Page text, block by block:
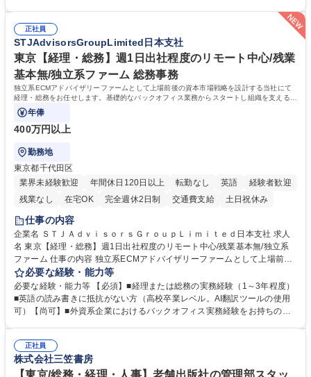
く 進行管理能力や調整力など、市場価値の高いキャリアアップが可能で
す。 ※業務の変更範囲：会社の定める業務※ 募集職種 【コーポレート庶
務】未経験歓迎/土日祝休/エンタメを支える事務
体感しながら、社会貢献性の高い業務に携わることができます。■単なる
ルーティンワークに留まらず、外注事業者との連携や業務プロセスの推進
など、自らの裁量で組織の仕組みづくりに関われるやりがいがあります。
■土日祝休みで、プライベートと両立しながら専門スキルを磨ける環境で
す。 学歴・資格 学歴：大学院 大学 高専 短大 専修学校 高校 語学力： 資
格：
正社員
STJAdvisorsGroupLimited日本支社
東京【経理・総務】週1日出社程度のリモート中心/残業
基本無/独立系ファーム 総務事務
独立系ECMアドバイザリーファームとして上場前後の資本市場戦略を設計する当社にて
経理・総務をお任せします。基礎的なバックオフィス業務からスタートし組織を支える専
任担当として広く活躍できる環境です。
年俸
400万円以上
勤務地
東京都千代田区
業界未経験歓迎
年間休日120日以上 転勤なし 英語
経験者歓迎
残業なし
在宅OK 完全週休2日制 交通費支給 土日祝休み
仕事の内容
企業名 ＳＴＪＡｄｖｉｓｏｒｓＧｒｏｕｐＬｉｍｉｔｅｄ日本支社 求人
名 東京【経理・総務】週1日出社程度のリモート中心/残業基本無/独立系
ファーム 仕事の内容 独立系ECMアドバイザリーファームとして上場前後
の資本市場戦略を設計する当社にて経理・総務をお任せします。基礎的な
バックオフィス業務からスタートし組織を支える専任担当として広く活躍
できる環境です。 ■日常経理、月次および年次決算サポート業務 ■本国
（グローバル）との英文メール対応（AI翻訳ツール等を使用しての対応で
業務をお任せします。残業も基本的には発生せず、ご自身のペースで業務
を進めやすく定着率の高い環境です。 募集職種 東京【経理・総務】週1日
出社程度のリモート中心/残業基本無/独立系ファーム
必要な経験・能力等
必要な経験・能力等 【必須】■経理または総務の実務経験（1～3年程度）
■英語の読み書きに抵抗がない方（高校卒業レベル。AI翻訳ツールの使用
可）【尚可】■外資系企業におけるバックオフィス実務経験をお持ちの方
【働き方について】現在は週4日程度の在宅勤務を実施しており、ワーク
ライフバランスを重視する方に最適な環境です（フルリモートも面接で相
談可）。【求める人物像】幅広いバックオフィス業務に柔軟に対応でき、
正社員
株式会社三笠書房
【東京/総務・経理・人事】老舗出版社の管理部スタッ